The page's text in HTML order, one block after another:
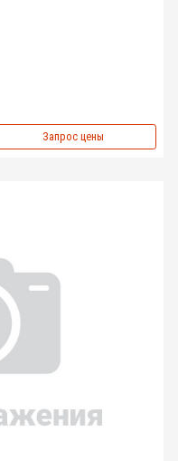
Запрос цены